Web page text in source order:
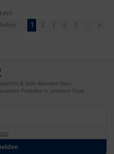
Seiten: 1 2 3 4 5 ... »
& Sale-Aktionen dazu
Produkte in unserem Shop.